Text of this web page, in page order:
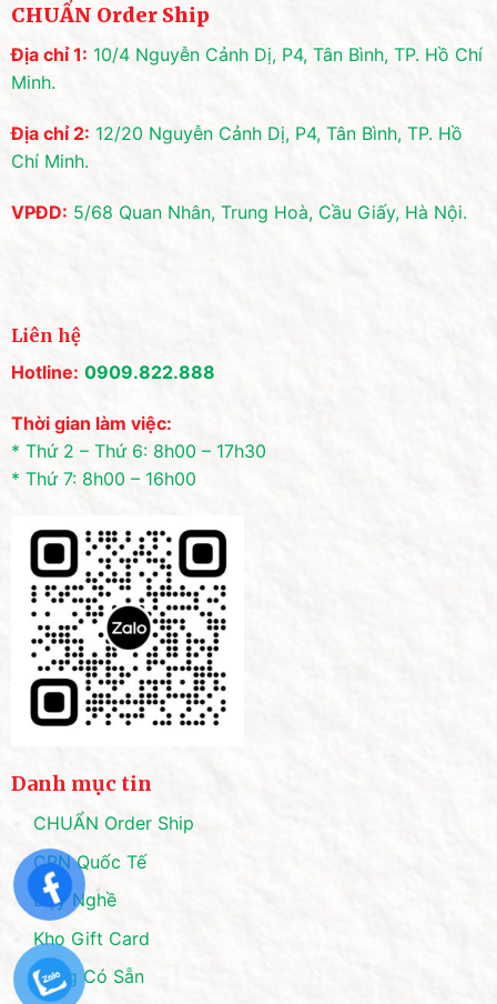
CHUẨN Order Ship
Địa chỉ 1: 10/4 Nguyễn Cảnh Dị, P4, Tân Bình, TP. Hồ Chí
Minh.
Địa chỉ 2: 12/20 Nguyễn Cảnh Dị, P4, Tân Bình, TP. Hồ
Chí Minh.
VPĐD: 5/68 Quan Nhân, Trung Hoà, Cầu Giấy, Hà Nội.
Liên hệ
Hotline: 0909.822.888
Thời gian làm việc:
* Thứ 2 – Thứ 6: 8h00 – 17h30
* Thứ 7: 8h00 – 16h00
Danh mục tin
CHUẨN Order Ship
CPN Quốc Tế
Dạy Nghề
Kho Gift Card
Hàng Có Sẵn